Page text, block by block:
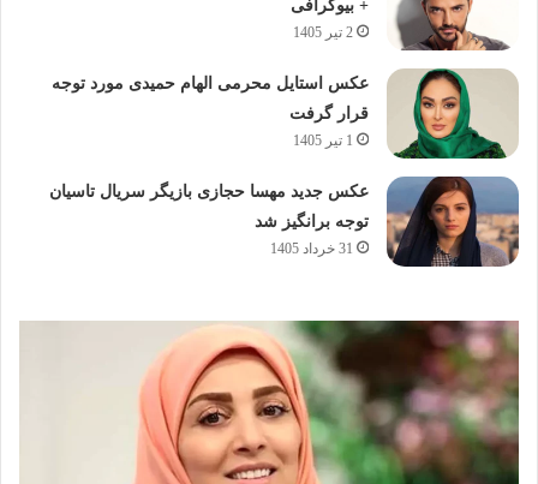
+ بیوگرافی
2 تیر 1405
عکس استایل محرمی الهام حمیدی مورد توجه
قرار گرفت
1 تیر 1405
عکس جدید مهسا حجازی بازیگر سریال تاسیان
توجه برانگیز شد
31 خرداد 1405